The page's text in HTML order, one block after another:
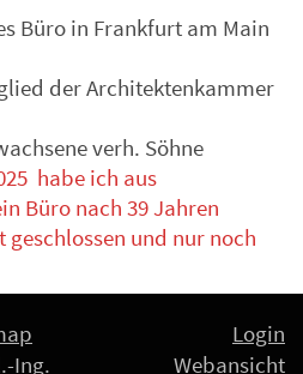
Büro in Frankfurt am Main
der Architektenkammer
verh. Söhne
habe ich aus
Büro nach 39 Jahren
und nur noch
Ing.
Login
Webansicht